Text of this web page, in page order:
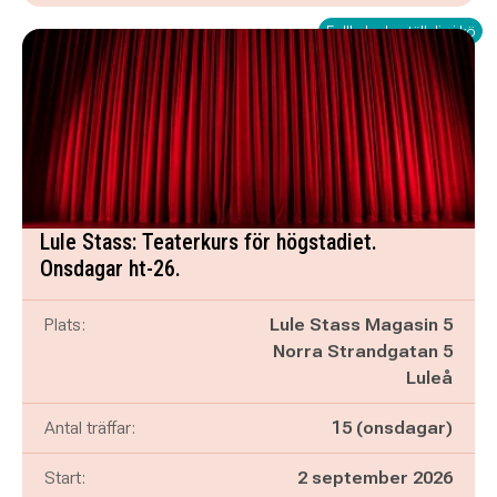
Fullbokad - ställ dig i kö
Lule Stass: Teaterkurs för högstadiet.
Onsdagar ht-26.
Plats:
Lule Stass Magasin 5
Norra Strandgatan 5
Luleå
Antal träffar: 15 (onsdagar)
Start: 2 september 2026